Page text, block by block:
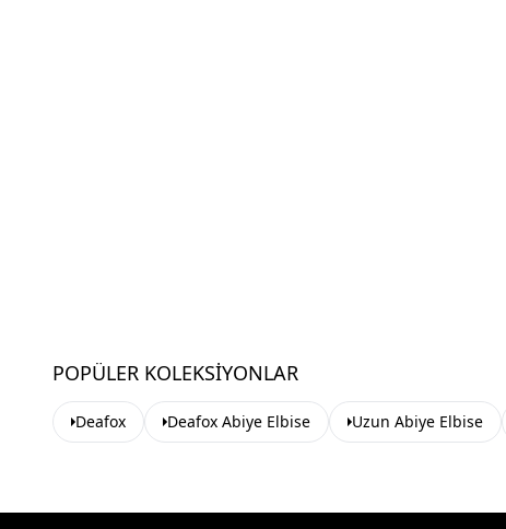
POPÜLER KOLEKSIYONLAR
Deafox Deafox Abiye Elbise Uzun Abiye Elbise